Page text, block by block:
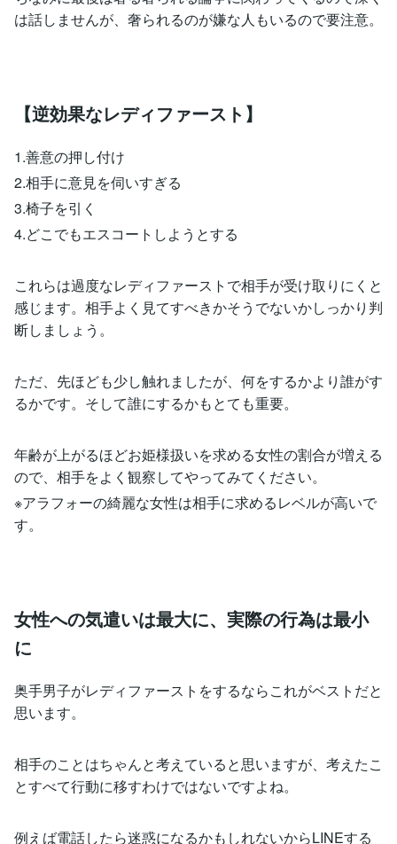
は話しませんが、奢られるのが嫌な人もいるので要注意。
【逆効果なレディファースト】
1.善意の押し付け
2.相手に意見を伺いすぎる
3.椅子を引く
4.どこでもエスコートしようとする
これらは過度なレディファーストで相手が受け取りにくと
感じます。相手よく見てすべきかそうでないかしっかり判
断しましょう。
ただ、先ほども少し触れましたが、何をするかより誰がす
るかです。そして誰にするかもとても重要。
年齢が上がるほどお姫様扱いを求める女性の割合が増える
ので、相手をよく観察してやってみてください。
※アラフォーの綺麗な女性は相手に求めるレベルが高いで
す。
女性への気遣いは最大に、実際の行為は最小
に
奥手男子がレディファーストをするならこれがベストだと
思います。
相手のことはちゃんと考えていると思いますが、考えたこ
とすべて行動に移すわけではないですよね。
例えば電話したら迷惑になるかもしれないからLINEする